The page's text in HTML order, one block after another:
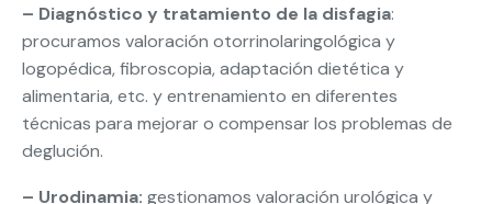
– Diagnóstico y tratamiento de la disfagia:
procuramos valoración otorrinolaringológica y
logopédica, fibroscopia, adaptación dietética y
alimentaria, etc. y entrenamiento en diferentes
técnicas para mejorar o compensar los problemas de
deglución.
– Urodinamia: gestionamos valoración urológica y